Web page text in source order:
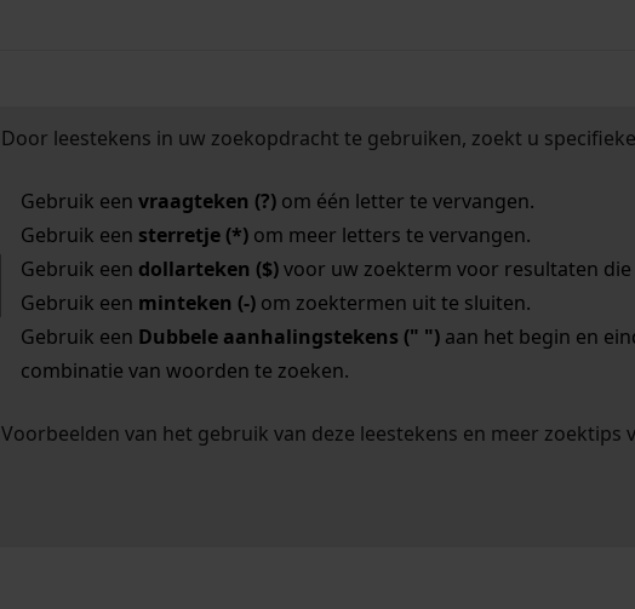
Door leestekens in uw zoekopdracht te gebruiken, zoekt u
Gebruik een vraagteken (?)om één letter te vervangen.
Gebruik een sterretje (*)om meer letters te vervangen.
Gebruik een dollarteken ($)voor uw zoekterm voor resultaten die
Gebruik een minteken (-)om zoektermen uit te sluiten.
Gebruik een Dubbele aanhalingstekens (" ")aan het begin en
combinatie van woorden te zoeken.
Voorbeelden van het gebruik van deze leestekens en meer zoektips